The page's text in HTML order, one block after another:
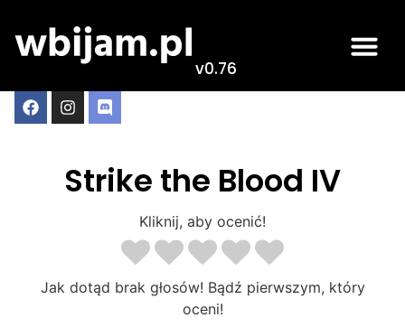
v0.76
Strike the Blood IV
Kliknij, aby ocenić!
Jak dotąd brak głosów! Bądź pierwszym, który
oceni!